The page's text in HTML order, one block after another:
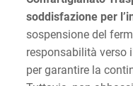
soddisfazione per
sospensione del
responsabilità verso
per garantire la